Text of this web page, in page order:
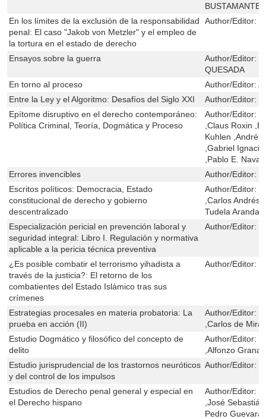
BUSTAMANTE
En los límites de la exclusión de la responsabilidad
penal: El caso "Jakob von Metzler" y el empleo de
la tortura en el estado de derecho
Author/Editor:
Ensayos sobre la guerra Author/Editor:
QUESADA
En torno al proceso
Author/Editor:
Entre la Ley y el Algoritmo: Desafíos del Siglo XXI
Author/Editor:
Epítome disruptivo en el derecho contemporáneo:
Política Criminal, Teoría, Dogmática y Proceso
Author/Editor:
,Claus Roxin
Kuhlen ,Andrés
,Gabriel
,Pablo E.
Errores invencibles
Author/Editor:
Escritos políticos: Democracia, Estado
constitucional de derecho y gobierno
descentralizado
Author/Editor:
,Carlos Andrés
Tudela Aranda
Especialización pericial en prevención laboral y
seguridad integral: Libro I. Regulación y normativa
aplicable a la pericia técnica preventiva
Author/Editor:
¿Es posible combatir el terrorismo yihadista a
través de la justicia?: El retorno de los
combatientes del Estado Islámico tras sus
crímenes
Author/Editor:
Estrategias procesales en materia probatoria: La
prueba en acción (II)
Author/Editor:
,Carlos de
Estudio Dogmático y filosófico del concepto de
delito
Author/Editor:
,Alfonzo
Estudio jurisprudencial de los trastornos neuróticos
y del control de los impulsos
Author/Editor:
Estudios de Derecho penal general y especial en
el Derecho hispano
Author/Editor:
,José
Pedro Guevara